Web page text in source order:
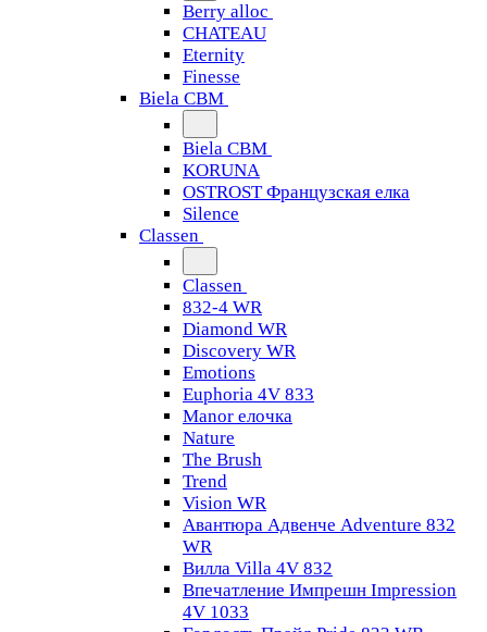
Berry alloc
CHATEAU
Eternity
Finesse
Biela CBM
Biela CBM
KORUNA
OSTROST Французская елка
Silence
Classen
Classen
832-4 WR
Diamond WR
Discovery WR
Emotions
Euphoria 4V 833
Manor елочка
Nature
The Brush
Trend
Vision WR
Авантюра Адвенче Adventure 832
WR
Вилла Villa 4V 832
Впечатление Импрешн Impression
4V 1033